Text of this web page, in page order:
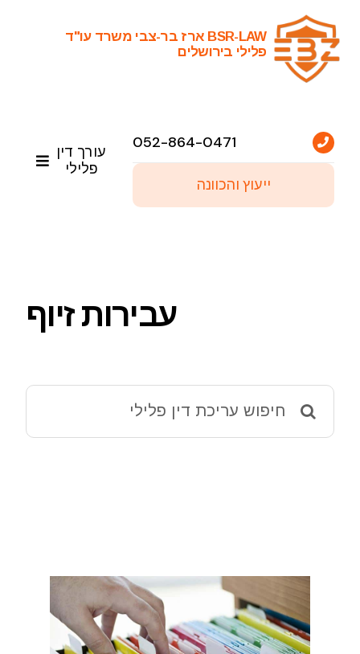
content
BSR-LAW ארז בר-צבי משרד עו"ד
פלילי בירושלים
עורך דין
פלילי
פסקי דין נבחרים
052-864-0471
ייעוץ והכוונה
עבירות זיוף
for: